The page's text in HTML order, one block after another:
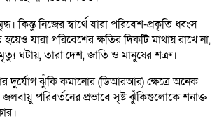
কিন্তু নিজের স্বার্থে যারা পরিবেশ-প্রকৃতি ধ্বংস
যারা পরিবেশের ক্ষতির দিকটি মাথায় রাখে না,
ঘটায়, তারা দেশ, জাতি ও মানুষের শত্রু।
ঝুঁকি কমানোর (ডিআরআর) ক্ষেত্রে অনেক
পরিবর্তনের প্রভাবে সৃষ্ট ঝুঁকিগুলোকে শনাক্ত